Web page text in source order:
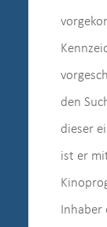
den
dieser
ist er